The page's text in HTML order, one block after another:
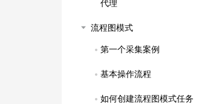
代理
流程图模式
第一个采集案例
基本操作流程
如何创建流程图模式任务